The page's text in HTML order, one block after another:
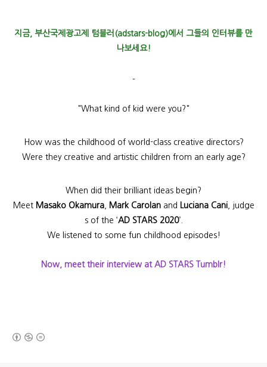
지금, 부산국제광고제 텀블러(adstars-blog)에서 그들의 인터뷰를 만
나보세요!
-
"What kind of kid were you?"
How was the childhood of world-class creative directors?
Were they creative and artistic children from an early age?
When did their brilliant ideas begin?
Meet Masako Okamura, Mark Carolanand Luciana Cani, judge
s of the ‘AD STARS 2020’.
We listened to some fun childhood episodes!
Now, meet their interview at AD STARS Tumblr!